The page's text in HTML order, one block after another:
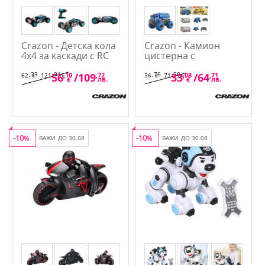
Crazon - Детска кола
4х4 за каскади с RC
62,33
€ 121,91лв.
56,10
€ /109,72
лв.
Crazon - Камион
цистерна с
музикални и
светлинни ефекти
36,76
€ 71,90лв.
33,08
€ /64,71
лв.
ВАЖИ ДО 30.08
-10% ВАЖИ ДО 30.08
-10%